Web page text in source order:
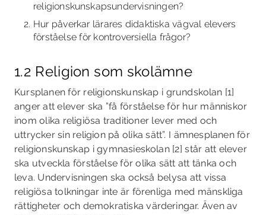
religionskunskapsundervisningen?
Hur påverkar lärares didaktiska vägval elevers
förståelse för kontroversiella frågor?
1.2 Religion som skolämne
Kursplanen för religionskunskap i grundskolan [1]
anger att elever ska ”få förståelse för hur människor
inom olika religiösa traditioner lever med och
uttrycker sin religion på olika sätt”. I ämnesplanen för
religionskunskap i gymnasieskolan [2] står att elever
ska utveckla förståelse för olika sätt att tänka och
leva. Undervisningen ska också belysa att vissa
religiösa tolkningar inte är förenliga med mänskliga
rättigheter och demokratiska värderingar. Även av